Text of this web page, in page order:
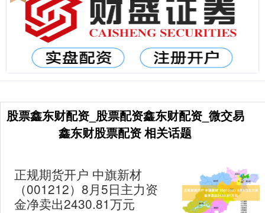
股票鑫东财配资_股票配资鑫东财配资_微交易
鑫东财股票配资 相关话题
正规期货开户 中旗新材
（001212）8月5日主力资
金净卖出2430.81万元